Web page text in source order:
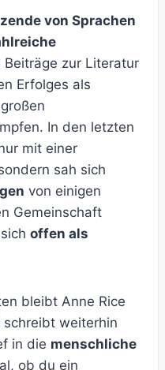
von Sprachen
Beiträge zur Literatur
Erfolges als
In den letzten
mit einer
sah sich
von einigen
Gemeinschaft
offen als
bleibt Anne Rice
weiterhin
in die menschliche
ob du ein